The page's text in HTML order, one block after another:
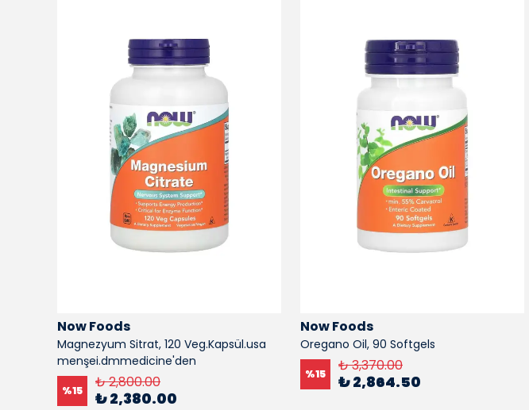
Now Foods
Magnezyum Sitrat, 120 Veg.Kapsül.usa
menşei.dmmedicine'den
%15 ₺ 2,800.00
₺ 2,380.00
Now Foods
Oregano Oil, 90 Softgels
%15 ₺ 3,370.00
₺ 2,864.50